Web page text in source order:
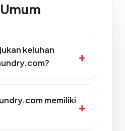
keluhan
memiliki